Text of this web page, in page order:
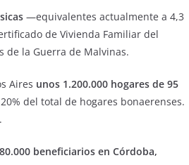
—equivalentes actualmente a 4,3
de Vivienda Familiar del
de la Guerra de Malvinas.
Aires unos 1.200.000 hogares de 95
del total de hogares bonaerenses.
beneficiarios en Córdoba,